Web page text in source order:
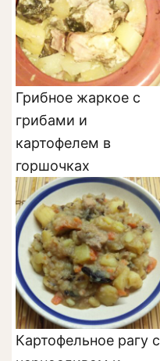
Грибное жаркое с
грибами и
картофелем в
горшочках
Картофельное рагу с